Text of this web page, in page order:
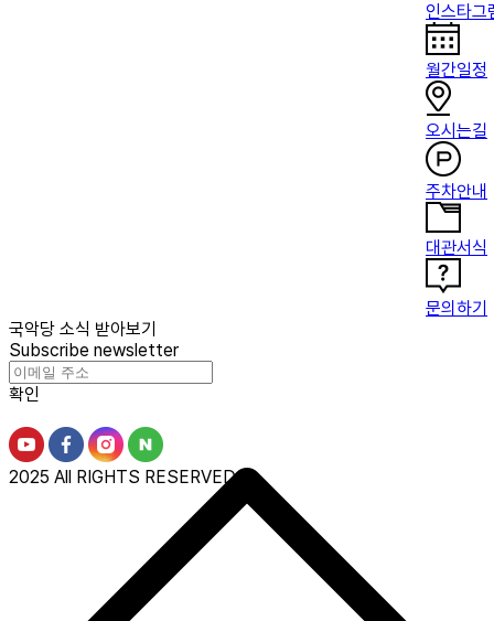
인스타그
월간일정
오시는길
주차안내
대관서식
문의하기
국악당 소식 받아보기
Subscribe newsletter
확인
2025 All RIGHTS RESERVED.